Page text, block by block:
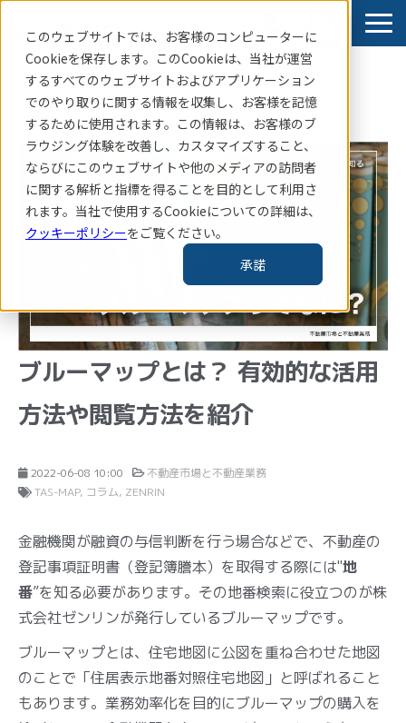
このウェブサイトでは、お客様のコンピューターに
Cookieを保存します。このCookieは、当社が運営
するすべてのウェブサイトおよびアプリケーション
でのやり取りに関する情報を収集し、お客様を記憶
するために使用されます。この情報は、お客様のブ
ラウジング体験を改善し、カスタマイズすること、
ならびにこのウェブサイトや他のメディアの訪問者
に関する解析と指標を得ることを目的として利用さ
れます。当社で使用するCookieについての詳細は、
クッキーポリシーをご覧ください。
承諾
賃貸住宅指標はこちら
サービス
導入事例
お知らせ
コラム・レポート
企業情報
TAS-MAP新規会員登録
ブルーマップとは？ 有効的な活用
方法や閲覧方法を紹介
2022-06-08 10:00
不動産市場と不動産業務
TAS-MAP コラム ZENRIN
金融機関が融資の与信判断を行う場合などで、不動産の
登記事項証明書（登記簿謄本）を取得する際には"地
番”を知る必要があります。その地番検索に役立つのが株
式会社ゼンリンが発行しているブルーマップです。
ブルーマップとは、住宅地図に公図を重ね合わせた地図
のことで「住居表示地番対照住宅地図」と呼ばれること
もあります。業務効率化を目的にブルーマップの購入を